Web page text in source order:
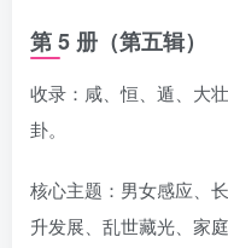
第 5 册（第五辑）
收录：咸、恒、遁、大
卦。
核心主题：男女感应、
升发展、乱世藏光、家